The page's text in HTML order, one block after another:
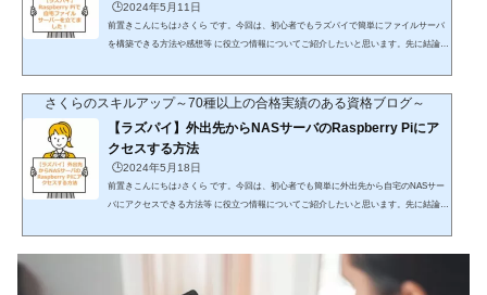
🕒️2024年5月11日
前置きこんにちは♪さくら です。今回は、初心者でもラズパイで簡単にファイルサーバ
を構築できる方法や感想等 に役立つ情報についてご紹介したいと思います。先に結論を
c,f,g,a,d,e){b.MoshimoAffiliateObject=a;b=b||function(){arguments.currentScript=c.currentScr
さくらのスキルアップ～70種以上の合格実績のある資格ブログ～
【ラズパイ】外出先からNASサーバのRaspberry Piにア
クセスする方法
🕒️2024年5月18日
前置きこんにちは♪さくら です。今回は、初心者でも簡単に外出先から自宅のNASサー
バにアクセスできる方法等 に役立つ情報についてご紹介したいと思います。先に結論を
|c.scripts;(b.q=b.q||).push(arguments)};c.getElementById(a)||(d=c.createElement(f),d.src=...